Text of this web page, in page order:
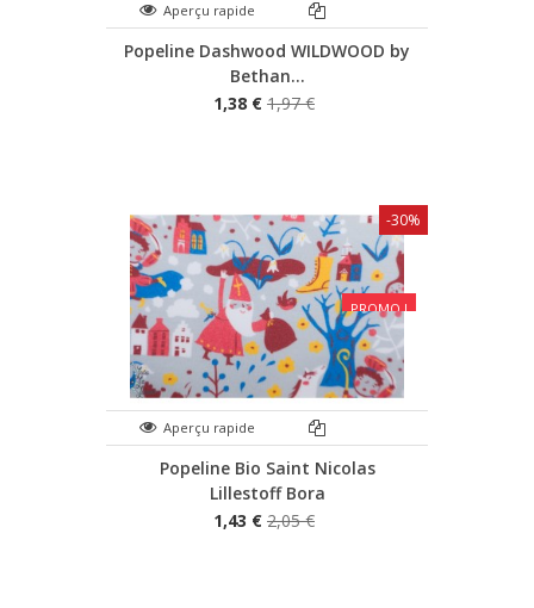
Aperçu rapide
Popeline Dashwood WILDWOOD by
Bethan...
1,38 € 1,97 €
PROMO !
Aperçu rapide
Popeline Bio Saint Nicolas
Lillestoff Bora
1,43 € 2,05 €
-30%